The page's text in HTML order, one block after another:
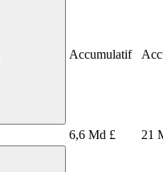
Accumulatif
6,6 Md £ 21